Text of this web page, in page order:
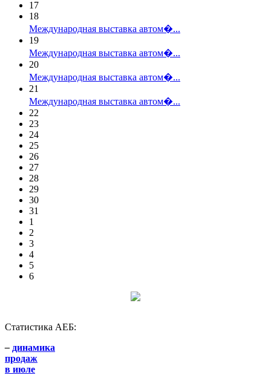
17
18
Международная выставка автом�...
19
Международная выставка автом�...
20
Международная выставка автом�...
21
Международная выставка автом�...
22
23
24
25
26
27
28
29
30
31
1
2
3
4
5
6
Статистика АЕБ:
– динамика
продаж
в июле